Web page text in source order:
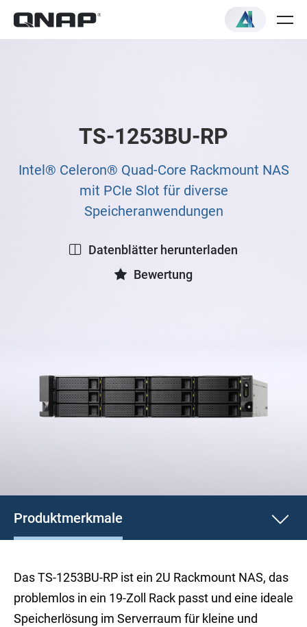
TS-1253BU-RP
Intel® Celeron® Quad-Core Rackmount NAS
mit PCIe Slot für diverse
Speicheranwendungen
Datenblätter herunterladen
Bewertung
Produktmerkmale
Das TS-1253BU-RP ist ein 2U Rackmount NAS, das
problemlos in ein 19-Zoll Rack passt und eine ideale
Speicherlösung im Serverraum für kleine und